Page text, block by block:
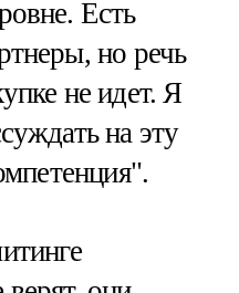
Есть
но речь
не идет. Я
на эту